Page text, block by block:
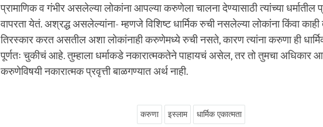
प्रामाणिक व गंभीर असलेल्या लोकांना आपल्या करुणेला चालना देण्यासाठी त्यांच्या धर्मातील
वापरता येतं. अश्रद्ध असलेल्यांना- म्हणजे विशिष्ट धार्मिक रुची नसलेल्या लोकांना किंवा काही
तिरस्कार करत असतील अशा लोकांनाही करुणेमध्ये रुची नसते, कारण त्यांना करुणा ही
पूर्णतः चुकीचं आहे. तुम्हाला धर्माकडे नकारात्मकतेने पाहायचं असेल, तर तो तुमचा अधिकार
करुणेविषयी नकारात्मक प्रवृत्ती बाळगण्यात अर्थ नाही.
करुणा इस्लाम धार्मिक एकात्मता